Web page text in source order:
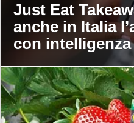
Just Eat
anche in Italia
con